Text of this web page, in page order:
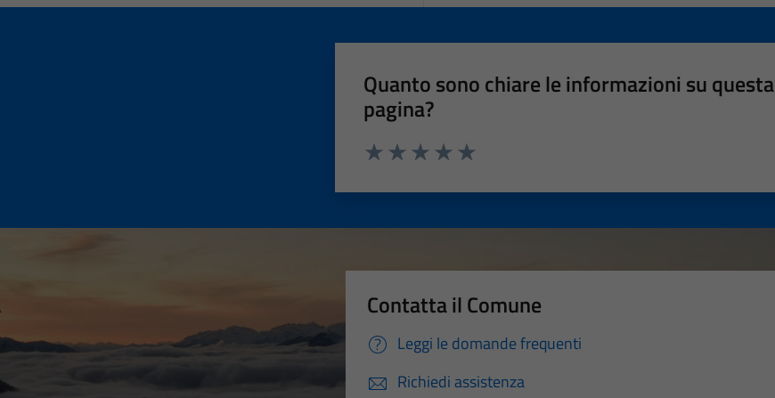
Quanto sono chiare le informazioni su questa
pagina?
Contatta il Comune
Leggi le domande frequenti
Richiedi assistenza